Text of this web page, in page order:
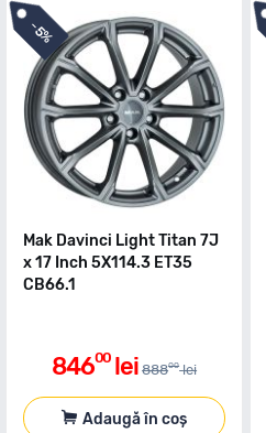
-
5%
Mak Davinci Light Titan 7J
x 17 Inch 5X114.3 ET35
CB66.1
84600 lei 88800 lei
Adaugă în coș